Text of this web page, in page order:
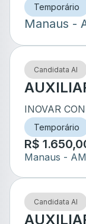
Temporário
Manaus -
Candidata AI
INOVAR
Temporário
R$
Manaus - AM
Candidata AI